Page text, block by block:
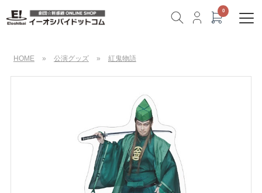
HOME » 公演グッズ » 紅鬼物語